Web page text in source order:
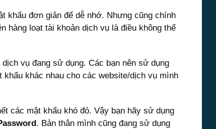
khẩu đơn giản để dễ nhớ. Nhưng cũng chính
hàng loạt tài khoản dịch vụ là điều không thể
vụ đang sử dụng. Các bạn nên sử dụng
khác nhau cho các website/dịch vụ mình
các mật khẩu khó đó. Vậy bạn hãy sử dụng
. Bản thân mình cũng đang sử dụng